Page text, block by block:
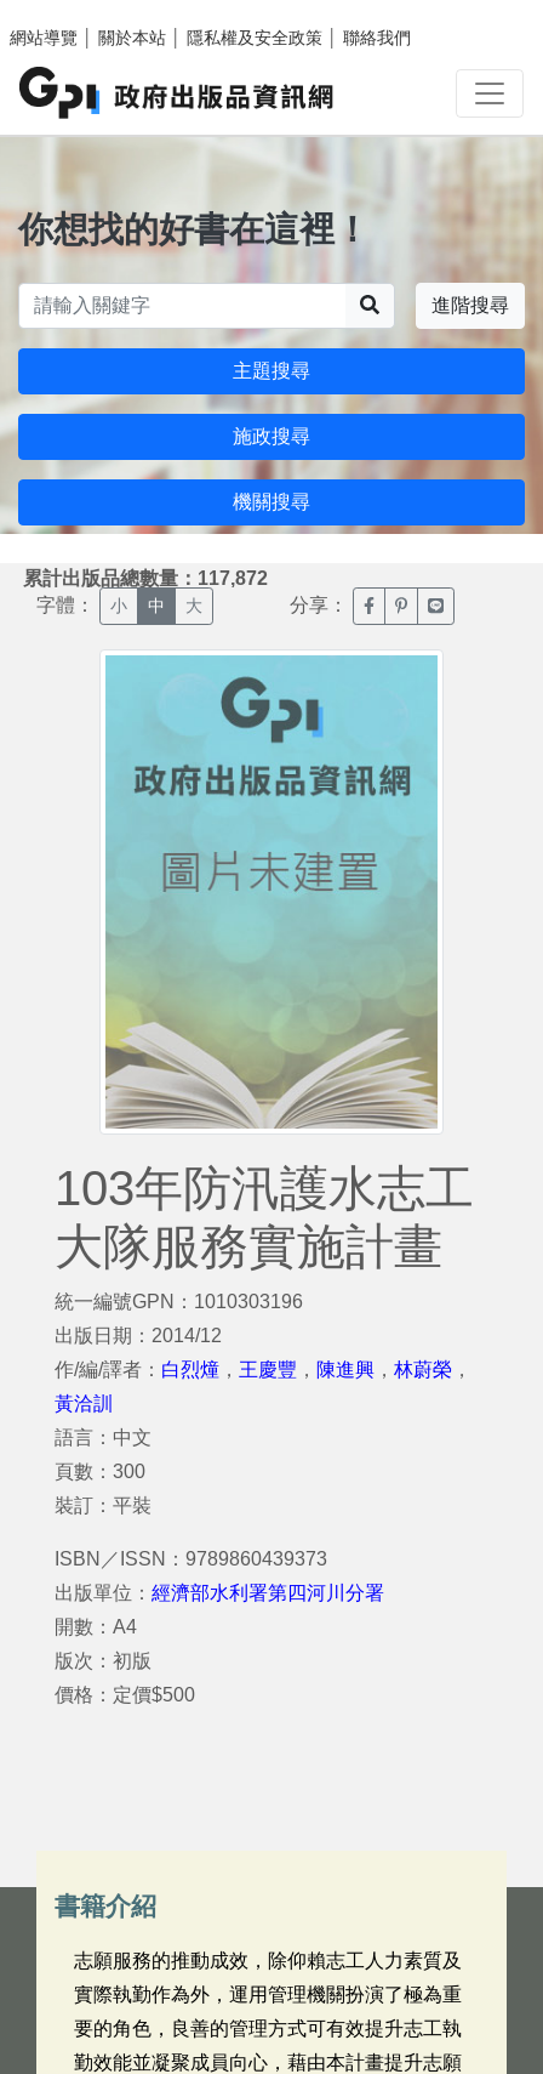
網站導覽
關於本站 隱私權及安全政策 聯絡我們
你想找的好書在這裡！
進階搜尋
主題搜尋
施政搜尋
機關搜尋
累計出版品總數量：117,872
字體： 小 中 大 分享： 臉書分享(另開新視窗)
噗浪分享(另開新
Line分享(另
103年防汛護水志工
大隊服務實施計畫
統一編號GPN：1010303196
出版日期：2014/12
作/編/譯者： 白烈燑 ， 王慶豐 ， 陳進興 ， 林蔚榮 ，
黃洽訓
語言：中文
頁數：300
裝訂：平裝
ISBN／ISSN：9789860439373
出版單位： 經濟部水利署第四河川分署
開數：A4
版次：初版
價格：定價$500
書籍介紹
志願服務的推動成效，除仰賴志工人力素質及
實際執勤作為外，運用管理機關扮演了極為重
要的角色，良善的管理方式可有效提升志工執
勤效能並凝聚成員向心，藉由本計畫提升志願